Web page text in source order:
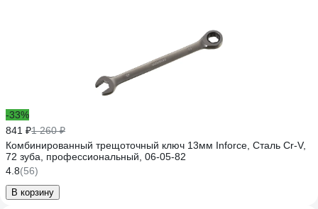
-33%
841 ₽1 260 ₽
Комбинированный трещоточный ключ 13мм Inforce, Сталь Cr-V,
72 зуба, профессиональный, 06-05-82
4.8(56)
В корзину